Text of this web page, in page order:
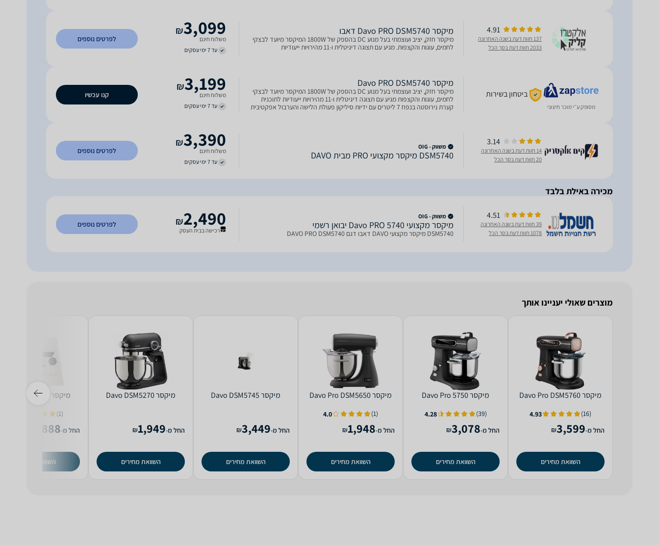
4.91
137 חוות דעת בשנה האחרונה
2033 חוות דעת בסך הכל
מיקסר Davo PRO DSM5740 דאבו
מיקסר חזק, יציב ועוצמתי בעל מנוע DC בהספק של 1800W המיקסר מיועד לבצקי
לחמים, עוגות והקצפות. מגיע עם תצוגה דיגיטלית ו-11 מהירויות ייעודיות
3,099
₪
משלוח חינם
עד 7 ימי עסקים
לפרטים נוספים
מסופק ע״י מוכר חיצוני
ביטחון בשירות
מיקסר Davo PRO DSM5740
מיקסר חזק, יציב ועוצמתי בעל מנוע DC בהספק של 1800W המיקסר מיועד לבצקי
לחמים, עוגות והקצפות מגיע עם תצוגה דיגיטלית ו-11 מהירויות ייעודיות לתוכנית
קערת נירוסטה בנפח 7 ליטרים עם ידיות סיליקון פעולת הלישה והערבול אפקטיבית
3,199
₪
משלוח חינם
עד 7 ימי עסקים
קנו עכשיו
3.14
14 חוות דעת בשנה האחרונה
20 חוות דעת בסך הכל
משווק - OIG
DSM5740 מיקסר מקצועי PRO מבית DAVO
3,390
₪
משלוח חינם
עד 7 ימי עסקים
לפרטים נוספים
מכירה באילת בלבד
4.51
39 חוות דעת בשנה האחרונה
1078 חוות דעת בסך הכל
משווק - OIG
מיקסר מקצועי Davo PRO 5740 יבואן רשמי
DSM5740 מיקסר מקצועי DAVO דאבו דגם DAVO PRO DSM5740
2,490
₪
רכישה בבית העסק
לפרטים נוספים
מוצרים שאולי יעניינו אותך
‏מיקסר Davo Pro DSM5760
(16)
4.93
החל מ-3,599
₪
השוואת מחירים
‏מיקסר Davo Pro 5750
(39)
4.28
החל מ-3,078
₪
השוואת מחירים
‏מיקסר Davo Pro DSM5650
(1)
4.0
החל מ-1,948
₪
השוואת מחירים
‏מיקסר Davo DSM5745
החל מ-3,449
₪
השוואת מחירים
‏מיקסר Davo DSM5270
החל מ-1,949
₪
השוואת מחירים
‏מיקסר Davo DSM5800
(1)
החל מ-3,888
השוואת מחירים